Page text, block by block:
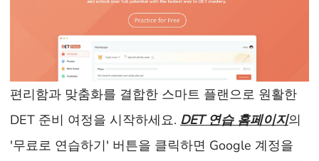
편리함과 맞춤화를 결합한 스마트 플랜으로 원활한
DET 준비 여정을 시작하세요. DET 연습 홈페이지의
'무료로 연습하기' 버튼을 클릭하면 Google 계정을